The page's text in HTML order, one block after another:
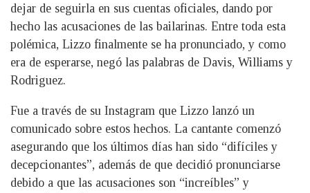
dejar de seguirla en sus cuentas oficiales, dando por
hecho las acusaciones de las bailarinas. Entre toda esta
polémica, Lizzo finalmente se ha pronunciado, y como
era de esperarse, negó las palabras de Davis, Williams y
Rodriguez.
Fue a través de su Instagram que Lizzo lanzó un
comunicado sobre estos hechos. La cantante comenzó
asegurando que los últimos días han sido “difíciles y
decepcionantes”, además de que decidió pronunciarse
debido a que las acusaciones son “increíbles” y